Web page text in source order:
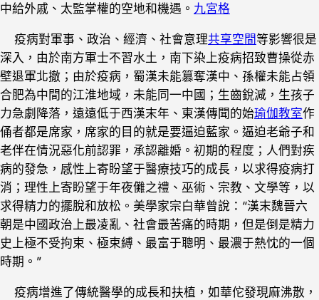
中給外戚、太監掌權的空地和機遇。 九宮格
疫病對軍事、政治、經濟、社會意理共享空間 等影響很是
深入，由於南方軍士不習水土，南下染上疫病招致曹操從赤
壁退軍北撤；由於疫病，蜀漢未能篡奪漢中、孫權未能占領
合肥為中間的江淮地域，未能同一中國；生齒銳減，生孩子
力急劇降落，遠遠低于西漢末年、東漢傳聞的始瑜伽教室作
俑者都是席家，席家的目的就是要逼迫藍家。逼迫老爺子和
老伴在情況惡化前認罪，承認離婚。初期的程度；人們對疾
病的發急，感性上寄盼望于醫療技巧的成長，以求得疫病打
消；理性上寄盼望于年夜儺之禮、巫術、宗教、文學等，以
求得精力的擺脫和放松。美學家宗白華曾說：“漢末魏晉六
朝是中國政治上最凌亂、社會最苦痛的時期，但是倒是精力
史上極不受拘束、極束縛、最富于聰明、最濃于熱忱的一個
時期。”
疫病增進了傳統醫學的成長和扶植，如華佗發現麻沸散，